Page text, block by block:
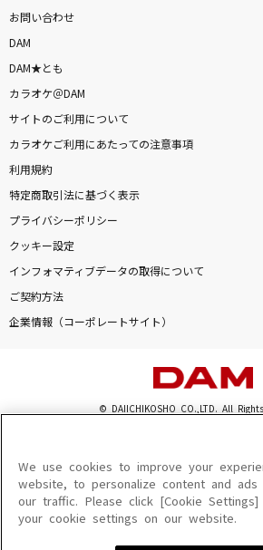
お問い合わせ
DAM
DAM★とも
カラオケ＠DAM
サイトのご利用について
カラオケご利用にあたっての注意事項
利用規約
特定商取引法に基づく表示
プライバシーポリシー
クッキー設定
インフォマティブデータの取得について
ご契約方法
企業情報（コーポレートサイト）
© DAIICHIKOSHO CO.,LTD. All Rights
このサイトに掲載されている一切の文章・画像・写真
を問わず、著作権法の定める範囲を超えて無断で複製、
を禁じます。
楽曲及びコンテンツは、機種によりご利用いただけない
楽曲及びコンテンツの配信日、配信内容が変更になる場
We use cookies to improve your
website, to personalize content and ads
our traffic. Please click [Cookie Settings]
your cookie settings on our website.